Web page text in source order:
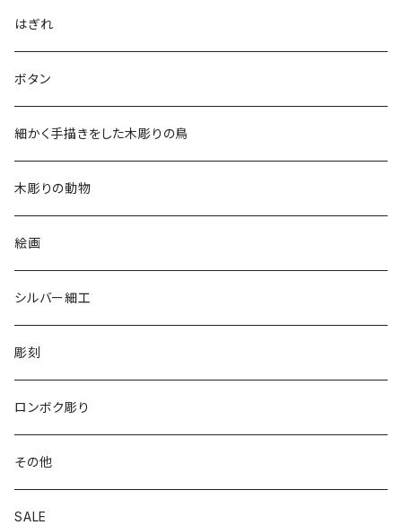
アロハシャツ
2018
2019
ドレスシャツ
チュニック
リバーシブル 帽子
リバーシブル エコバッグ
はぎれ
ボタン
細かく手描きをした木彫りの鳥
木彫りの動物
絵画
シルバー細工
彫刻
ロンボク彫り
その他
SALE